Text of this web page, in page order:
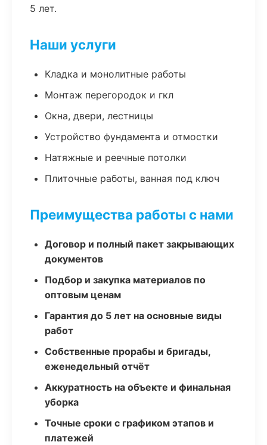
5 лет.
Наши услуги
Кладка и монолитные работы
Монтаж перегородок и гкл
Окна, двери, лестницы
Устройство фундамента и отмостки
Натяжные и реечные потолки
Плиточные работы, ванная под ключ
Преимущества работы с нами
Договор и полный пакет закрывающих
документов
Подбор и закупка материалов по
оптовым ценам
Гарантия до 5 лет на основные виды
работ
Собственные прорабы и бригады,
еженедельный отчёт
Аккуратность на объекте и финальная
уборка
Точные сроки с графиком этапов и
платежей